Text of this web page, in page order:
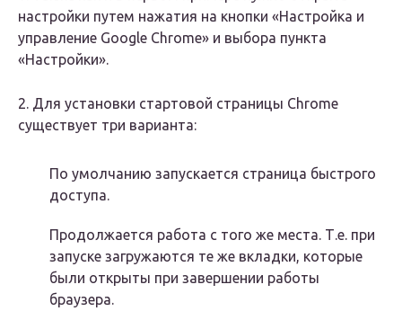
настройки путем нажатия на кнопки «Настройка и
управление Google Chrome» и выбора пункта
«Настройки».
2. Для установки стартовой страницы Chrome
существует три варианта:
По умолчанию запускается страница быстрого
доступа.
Продолжается работа с того же места. Т.е. при
запуске загружаются те же вкладки, которые
были открыты при завершении работы
браузера.